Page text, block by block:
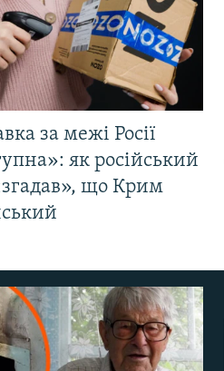
за межі Росії
як російський
що Крим